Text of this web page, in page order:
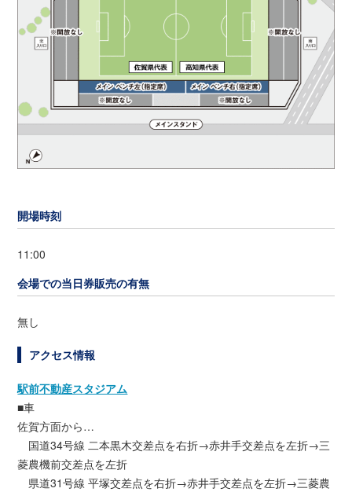
開場時刻
11:00
会場での当日券販売の有無
無し
アクセス情報
駅前不動産スタジアム
■車
佐賀方面から…
国道34号線 二本黒木交差点を右折→赤井手交差点を左折→三
菱農機前交差点を左折
県道31号線 平塚交差点を右折→赤井手交差点を左折→三菱農